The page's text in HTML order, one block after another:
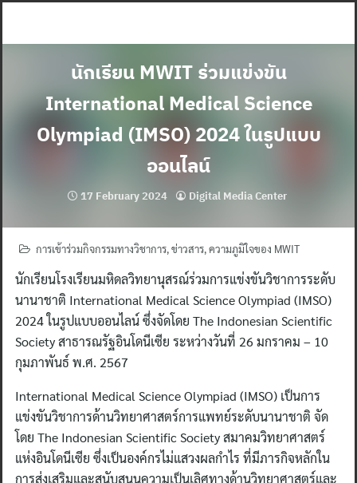
นักเรียน MWIT ร่วมแข่งขัน
International Medical Science
Olympiad (IMSO) 2024 ในรูปแบบ
ออนไลน์
17 February 2024 Digital Media Center
การเข้าร่วมกิจกรรมทางวิชาการ,ข่าวสาร,ความภูมิใจของ MWIT
นักเรียนโรงเรียนมหิดลวิทยานุสรณ์ร่วมการแข่งขันวิชาการระดับ
นานาชาติ International Medical Science Olympiad (IMSO)
2024 ในรูปแบบออนไลน์ ซึ่งจัดโดย The Indonesian Scientific
Society สาธารณรัฐอินโดนีเซีย ระหว่างวันที่ 26 มกราคม – 10
กุมภาพันธ์ พ.ศ. 2567
International Medical Science Olympiad (IMSO) เป็นการ
แข่งขันวิชาการด้านวิทยาศาสตร์การแพทย์ระดับนานาชาติ จัด
โดย The Indonesian Scientific Society สมาคมวิทยาศาสตร์
แห่งอินโดนีเซีย ซึ่งเป็นองค์กรไม่แสวงผลกำไร ที่มีภารกิจหลักใน
การส่งเสริมและสนับสนุนความเป็นเลิศทางด้านวิทยาศาสตร์และ